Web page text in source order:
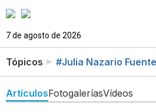
7 de agosto de 2026
Tópicos #Julia Nazario
ArtículosFotogaleríasVídeos